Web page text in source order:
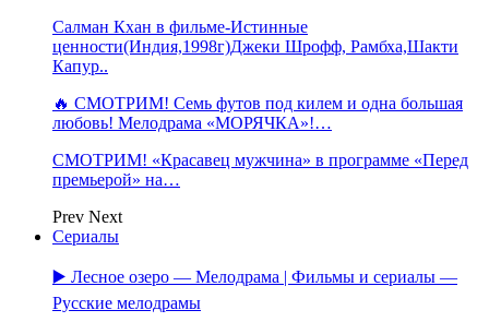
Салман Кхан в фильме-Истинные
ценности(Индия,1998г)Джеки Шрофф, Рамбха,Шакти
Капур..
🔥 СМОТРИМ! Семь футов под килем и одна большая
любовь! Мелодрама «МОРЯЧКА»!…
СМОТРИМ! «Красавец мужчина» в программе «Перед
премьерой» на…
Prev Next
Сериалы
▶️ Лесное озеро — Мелодрама | Фильмы и сериалы —
Русские мелодрамы